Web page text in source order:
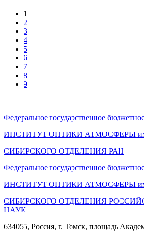
1
2
3
4
5
6
7
8
9
Федеральное государственное
ИНСТИТУТ ОПТИКИ АТМОСФЕРЫ
СИБИРСКОГО ОТДЕЛЕНИЯ РАН
Федеральное государственное
ИНСТИТУТ ОПТИКИ АТМОСФЕРЫ
СИБИРСКОГО ОТДЕЛЕНИЯ
НАУК
634055, Россия, г. Томск, площадь